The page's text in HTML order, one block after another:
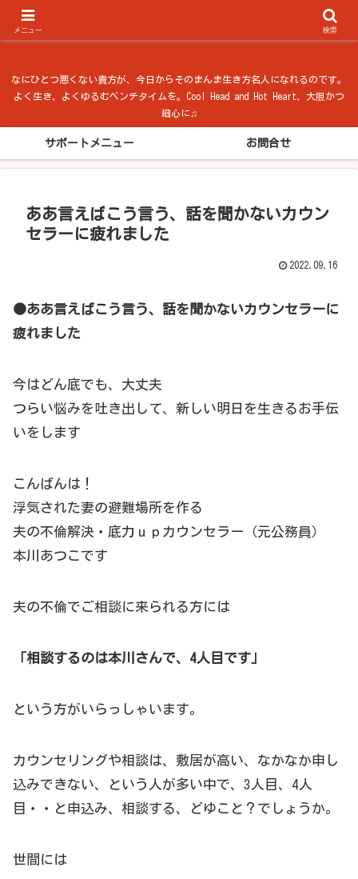
なにひとつ悪くない貴方が、今日からそのまんま生き方名人になれるのです。
よく生き、よくゆるむベンチタイムを。Cool Head and Hot Heart、大胆かつ
細心に♫
サポートメニュー お問合せ
ああ言えばこう言う、話を聞かないカウン
セラーに疲れました
2022.09.16
●ああ言えばこう言う、話を聞かないカウンセラーに
疲れました
今はどん底でも、大丈夫
つらい悩みを吐き出して、新しい明日を生きるお手伝
いをします
こんばんは！
浮気された妻の避難場所を作る
夫の不倫解決・底力ｕｐカウンセラー（元公務員）
本川あつこです
夫の不倫でご相談に来られる方には
「相談するのは本川さんで、4人目です」
という方がいらっしゃいます。
カウンセリングや相談は、敷居が高い、なかなか申し
込みできない、という人が多い中で、3人目、4人
目・・と申込み、相談する、どゆこと？でしょうか。
世間には
メニュー 検索